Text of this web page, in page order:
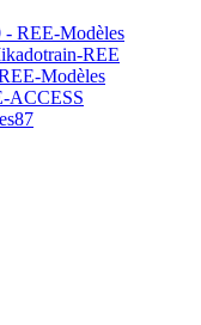
- REE-Modèles
REE
Modèles
ACCESS